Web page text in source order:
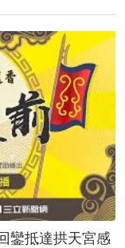
鑾抵達拱天宮感